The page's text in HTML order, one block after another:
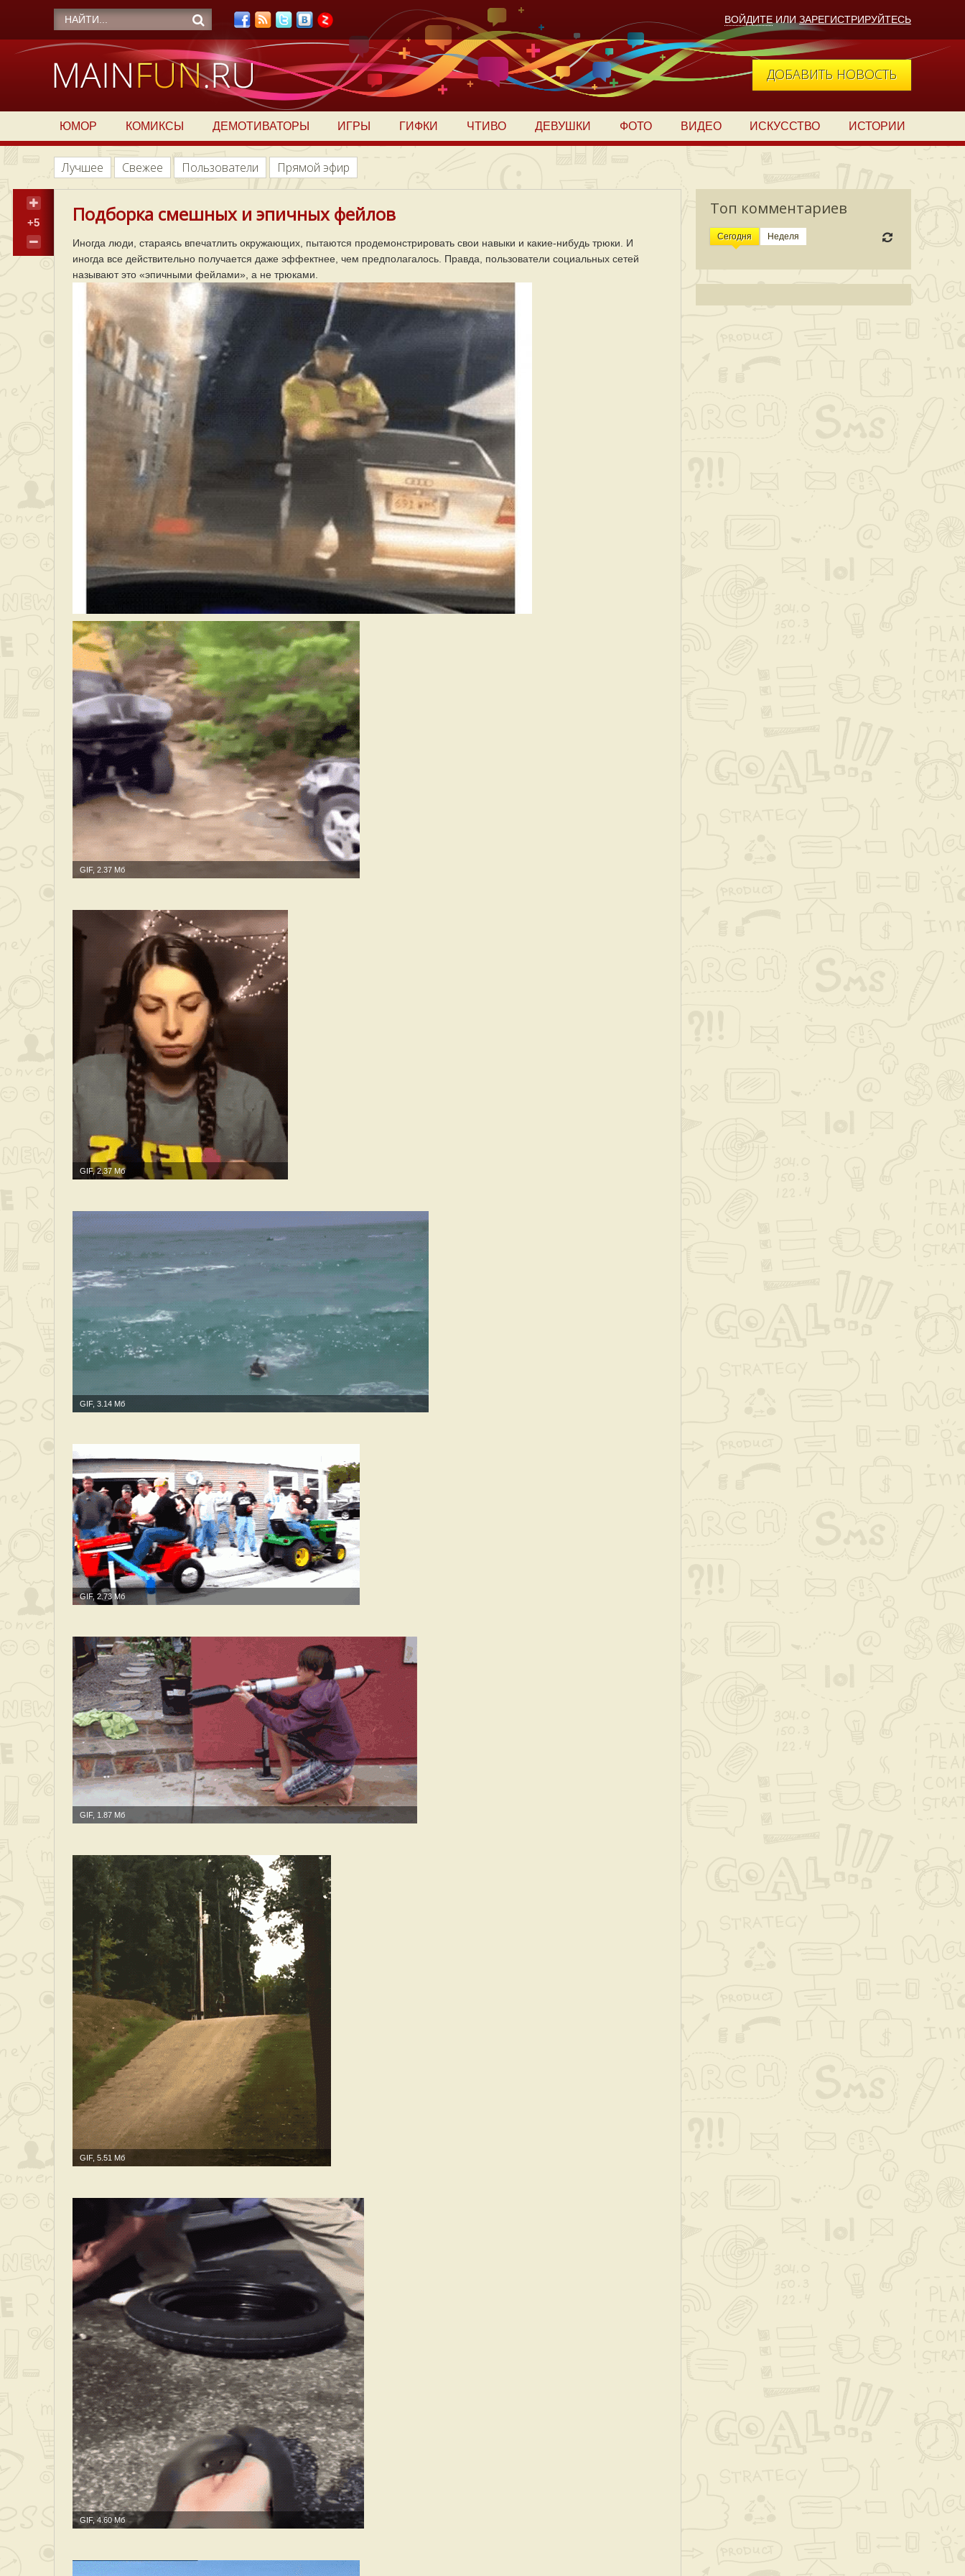
ВОЙДИТЕ ИЛИ ЗАРЕГИСТРИРУЙТЕСЬ
ДОБАВИТЬ НОВОСТЬ
ЮМОР КОМИКСЫ ДЕМОТИВАТОРЫ ИГРЫ ГИФКИ ЧТИВО ДЕВУШКИ ФОТО ВИДЕО ИСКУССТВО ИСТОРИИ
Лучшее Свежее Пользователи Прямой эфир
Топ комментариев
Сегодня Неделя
+5 Подборка смешных и эпичных фейлов
Иногда люди, стараясь впечатлить окружающих, пытаются продемонстрировать свои навыки и какие-нибудь трюки. И
иногда все действительно получается даже эффектнее, чем предполагалось. Правда, пользователи социальных сетей
называют это «эпичными фейлами», а не трюками.
GIF, 2.37 Мб
GIF, 2.37 Мб
GIF, 3.14 Мб
GIF, 2.73 Мб
GIF, 1.87 Мб
GIF, 5.51 Мб
GIF, 4.60 Мб